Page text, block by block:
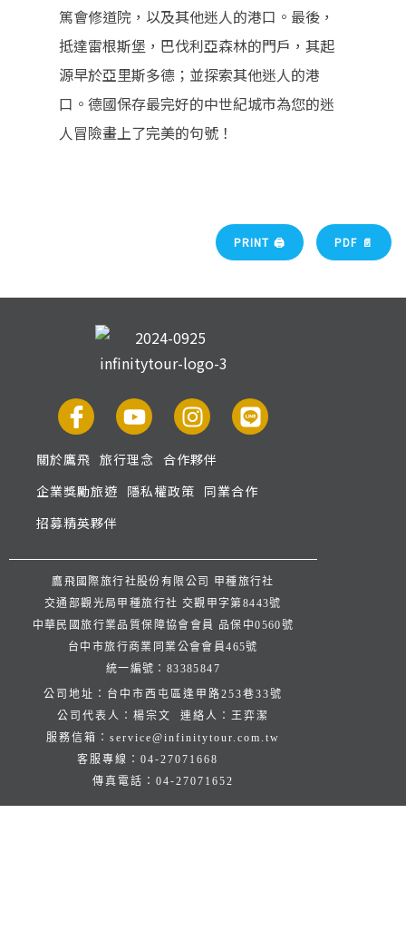
篤會修道院，以及其他迷人的港口。最後，
抵達雷根斯堡，巴伐利亞森林的門戶，其起
源早於亞里斯多德；並探索其他迷人的港
口。德國保存最完好的中世紀城市為您的迷
人冒險畫上了完美的句號！
PRINT 🖨 PDF 📄
關於鷹飛 旅行理念 合作夥伴
企業獎勵旅遊 隱私權政策 同業合作
招募精英夥伴
鷹飛國際旅行社股份有限公司 甲種旅行社
交通部觀光局甲種旅行社 交觀甲字第8443號
中華民國旅行業品質保障協會會員 品保中0560號
台中市旅行商業同業公會會員465號
統一編號：83385847
公司地址：台中市西屯區逢甲路253巷33號
公司代表人：楊宗文 連絡人：王弈潔
服務信箱： service@infinitytour.com.tw
客服專線： 04-27071668
傳真電話： 04-27071652